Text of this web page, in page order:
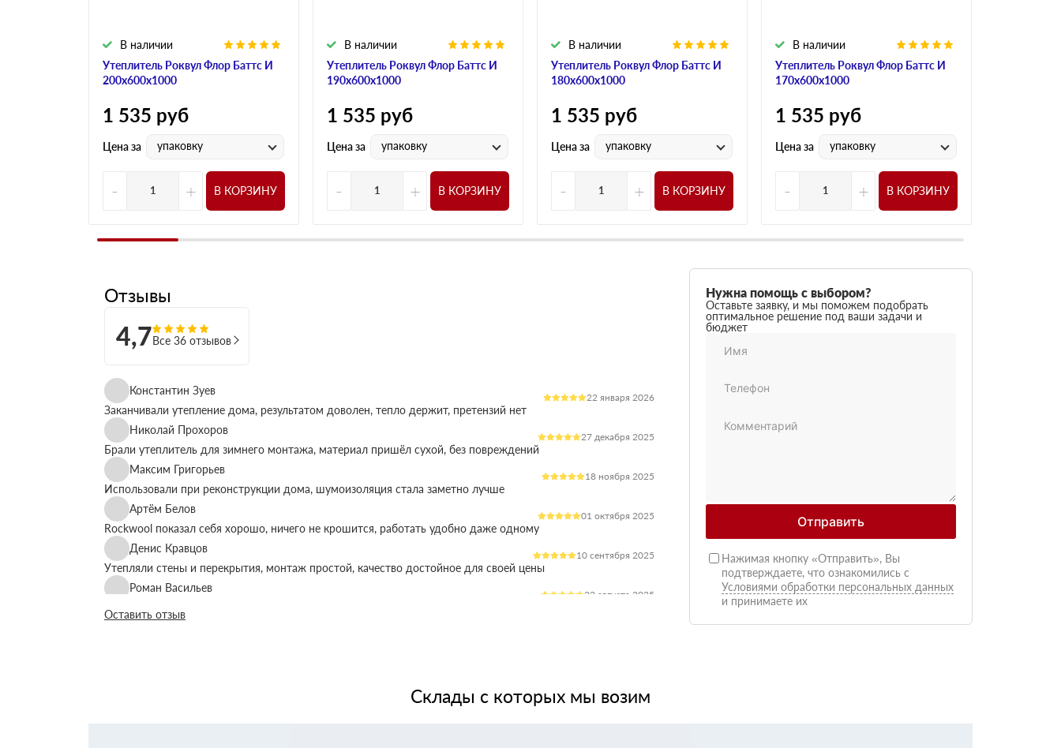
Утеплитель Роквул Флор Баттс И
200х600х1000
В наличии
1 535 руб
Цена за упаковку
- + В КОРЗИНУ
Утеплитель Роквул Флор Баттс И
190х600х1000
В наличии
1 535 руб
Цена за упаковку
- + В КОРЗИНУ
Утеплитель Роквул Флор Баттс И
180х600х1000
В наличии
1 535 руб
Цена за упаковку
- + В КОРЗИНУ
Утеплитель Роквул Флор Баттс И
170х600х1000
В наличии
1 535 руб
Цена за упаковку
- + В КОРЗИНУ
Отзывы
4,7Все 36 отзывов
Константин Зуев
22 января 2026
Заканчивали утепление дома, результатом доволен, тепло держит, претензий нет
Николай Прохоров
27 декабря 2025
Брали утеплитель для зимнего монтажа, материал пришёл сухой, без повреждений
Максим Григорьев
18 ноября 2025
Использовали при реконструкции дома, шумоизоляция стала заметно лучше
Артём Белов
01 октября 2025
Rockwool показал себя хорошо, ничего не крошится, работать удобно даже одному
Денис Кравцов
10 сентября 2025
Утепляли стены и перекрытия, монтаж простой, качество достойное для своей цены
Роман Васильев
22 августа 2025
Материал соответствует описанию, после утепления расходы на отопление стали ниже
Оставить отзыв
Нужна помощь с выбором?
Оставьте заявку, и мы поможем подобрать
оптимальное решение под ваши задачи и
бюджет
Отправить
Нажимая кнопку «Отправить», Вы
подтверждаете, что ознакомились с
Условиями обработки персональных данных
и принимаете их
Склады с которых мы возим